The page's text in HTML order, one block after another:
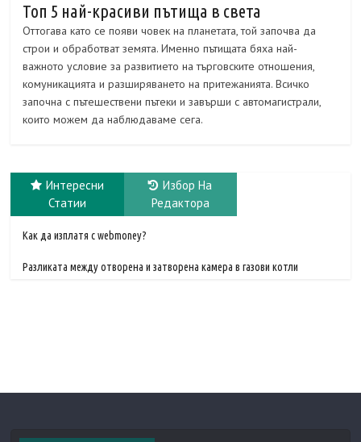
Топ 5 най-красиви пътища в света
Оттогава като се появи човек на планетата, той започва да
строи и обработват земята. Именно пътищата бяха най-
важното условие за развитието на търговските отношения,
комуникацията и разширяването на притежанията. Всичко
започна с пътешествени пътеки и завърши с автомагистрали,
които можем да наблюдаваме сега.
Интересни
Статии
Избор На
Редактора
Как да изплатя с webmoney?
Разликата между отворена и затворена камера в газови котли